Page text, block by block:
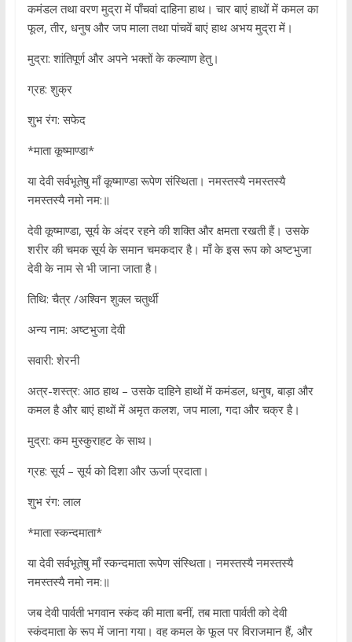
कमंडल तथा वरण मुद्रा में पाँचवां दाहिना हाथ। चार बाएं हाथों में कमल का
फूल, तीर, धनुष और जप माला तथा पांचवें बाएं हाथ अभय मुद्रा में।
मुद्रा: शांतिपूर्ण और अपने भक्तों के कल्याण हेतु।
ग्रह: शुक्र
शुभ रंग: सफेद
*माता कूष्माण्डा*
या देवी सर्वभूतेषु माँ कूष्माण्डा रूपेण संस्थिता। नमस्तस्यै नमस्तस्यै
नमस्तस्यै नमो नम:॥
देवी कूष्माण्डा, सूर्य के अंदर रहने की शक्ति और क्षमता रखती हैं। उसके
शरीर की चमक सूर्य के समान चमकदार है। माँ के इस रूप को अष्टभुजा
देवी के नाम से भी जाना जाता है।
तिथि: चैत्र /अश्विन शुक्ल चतुर्थी
अन्य नाम: अष्टभुजा देवी
सवारी: शेरनी
अत्र-शस्त्र: आठ हाथ – उसके दाहिने हाथों में कमंडल, धनुष, बाड़ा और
कमल है और बाएं हाथों में अमृत कलश, जप माला, गदा और चक्र है।
मुद्रा: कम मुस्कुराहट के साथ।
ग्रह: सूर्य – सूर्य को दिशा और ऊर्जा प्रदाता।
शुभ रंग: लाल
*माता स्कन्दमाता*
या देवी सर्वभूतेषु माँ स्कन्दमाता रूपेण संस्थिता। नमस्तस्यै नमस्तस्यै
नमस्तस्यै नमो नम:॥
जब देवी पार्वती भगवान स्कंद की माता बनीं, तब माता पार्वती को देवी
स्कंदमाता के रूप में जाना गया। वह कमल के फूल पर विराजमान हैं, और